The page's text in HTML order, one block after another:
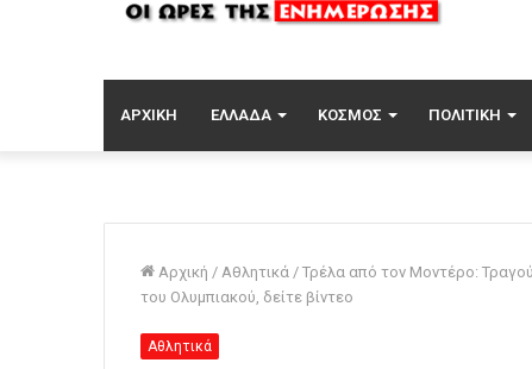
ΑΡΧΙΚΉ ΕΛΛΆΔΑ ΚΌΣΜΟΣ ΠΟΛΙΤΙΚΉ
Αρχική / Αθλητικά / Τρέλα από τον Μοντέρο:
του Ολυμπιακού, δείτε βίντεο
Αθλητικά